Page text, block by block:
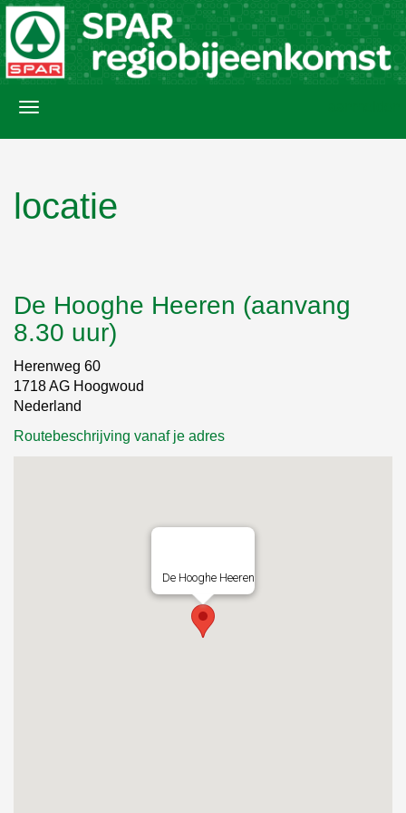
locatie
De Hooghe Heeren (aanvang
8.30 uur)
Herenweg 60
1718 AG Hoogwoud
Nederland
Routebeschrijving vanaf je adres
De Hooghe Heeren